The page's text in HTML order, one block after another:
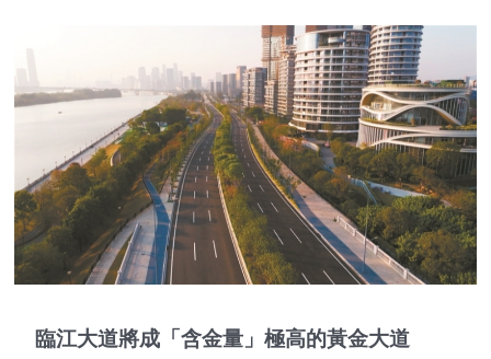
臨江大道將成「含金量」極高的黃金大道